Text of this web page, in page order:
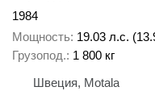
1984
Мощность 19.03 л.с.
Грузопод. 1 800 кг
Швеция, Motala